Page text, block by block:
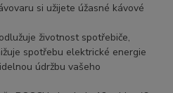
si užijete úžasné kávové
životnost spotřebiče,
spotřebu elektrické energie
údržbu vašeho